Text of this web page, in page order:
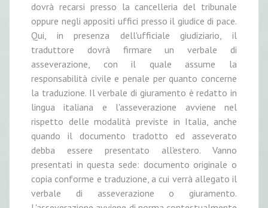
dovrà recarsi presso la cancelleria del tribunale
oppure negli appositi uffici presso il giudice di pace.
Qui, in presenza dell'ufficiale giudiziario, il
traduttore dovrà firmare un verbale di
asseverazione, con il quale assume la
responsabilità civile e penale per quanto concerne
la traduzione. Il verbale di giuramento è redatto in
lingua italiana e l'asseverazione avviene nel
rispetto delle modalità previste in Italia, anche
quando il documento tradotto ed asseverato
debba essere presentato all'estero. Vanno
presentati in questa sede: documento originale o
copia conforme e traduzione, a cui verrà allegato il
verbale di asseverazione o giuramento.